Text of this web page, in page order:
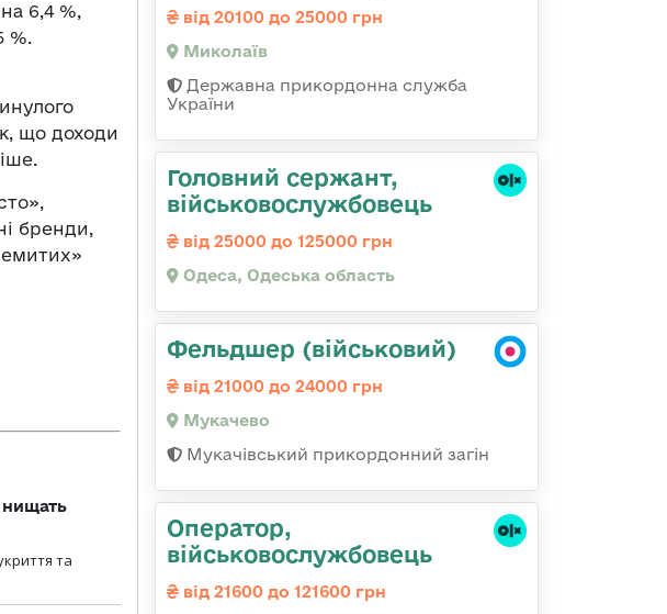
6,4 %,
%.
що доходи
бренди,
та
від 20100 до 25000 грн
Миколаїв
Державна прикордонна служба
України
Головний сержант,
військовослужбовець
від 25000 до 125000 грн
Одеса, Одеська область
Фельдшер (військовий)
від 21000 до 24000 грн
Мукачево
Мукачівський прикордонний загін
Оператор,
військовослужбовець
від 21600 до 121600 грн